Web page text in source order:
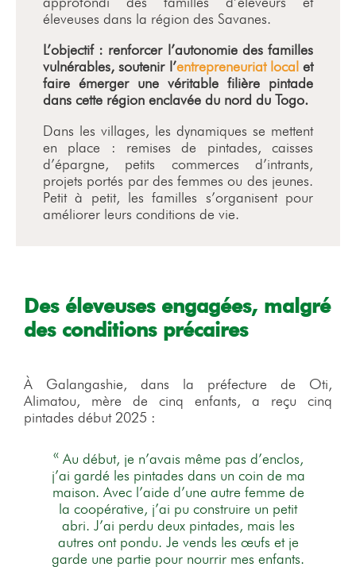
éleveuses dans la région des Savanes.
L’objectif : renforcer l’autonomie des familles
vulnérables, soutenir l’entrepreneuriat local et
faire émerger une véritable filière pintade
dans cette région enclavée du nord du Togo.
Dans les villages, les dynamiques se mettent
en place : remises de pintades, caisses
d’épargne, petits commerces d’intrants,
projets portés par des femmes ou des jeunes.
Petit à petit, les familles s’organisent pour
améliorer leurs conditions de vie.
Des éleveuses engagées, malgré
des conditions précaires
À Galangashie, dans la préfecture de Oti,
Alimatou, mère de cinq enfants, a reçu cinq
pintades début 2025 :
« Au début, je n’avais même pas d’enclos,
j’ai gardé les pintades dans un coin de ma
maison. Avec l’aide d’une autre femme de
la coopérative, j’ai pu construire un petit
abri. J’ai perdu deux pintades, mais les
autres ont pondu. Je vends les œufs et je
garde une partie pour nourrir mes enfants.